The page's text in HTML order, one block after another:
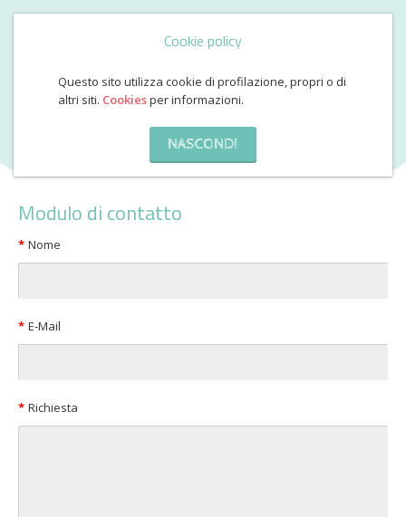
Cookie policy
Questo sito utilizza cookie di profilazione, propri o di
altri siti. Cookiesper informazioni.
NASCONDI
CONTATTACI
Modulo di contatto
Nome
E-Mail
Richiesta